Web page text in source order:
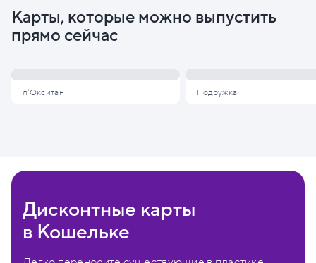
Карты, которые можно выпустить
прямо сейчас
л'Окситан Подружка
Дисконтные карты
в Кошельке